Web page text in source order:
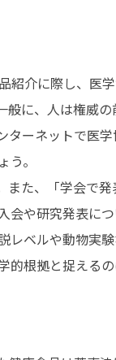
紹介に際し、医
般に、人は権威の
ターネットで医
。
また、「学会で
会や研究発表に
レベルや動物実
的根拠と捉える